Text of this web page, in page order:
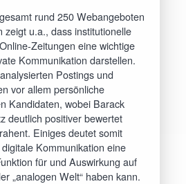
rund 250 Webangeboten
zeigt u.a., dass institutionelle
Zeitungen eine wichtige
Kommunikation darstellen.
Postings und
vor allem persönliche
Kandidaten, wobei Barack
deutlich positiver bewertet
Einiges deutet somit
Kommunikation eine
für und Auswirkung auf
„analogen Welt“ haben kann.